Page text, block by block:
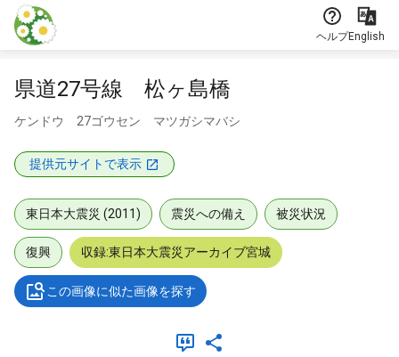
本文に飛ぶ
ヘルプEnglish
県道27号線 松ヶ島橋
ケンドウ 27ゴウセン マツガシマバシ
提供元サイトで表示
東日本大震災 (2011) 震災への備え 被災状況
復興 収録:東日本大震災アーカイブ宮城
この画像に似た画像を探す